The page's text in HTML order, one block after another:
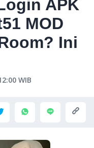
APK
MOD
Ini
WIB